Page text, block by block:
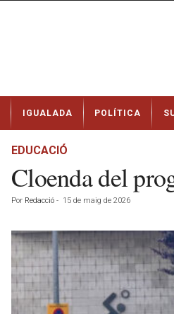
t
IGUALADA POLÍTICA
EDUCACIÓ
Cloenda del
Por Redacció - 15 de maig de 2026